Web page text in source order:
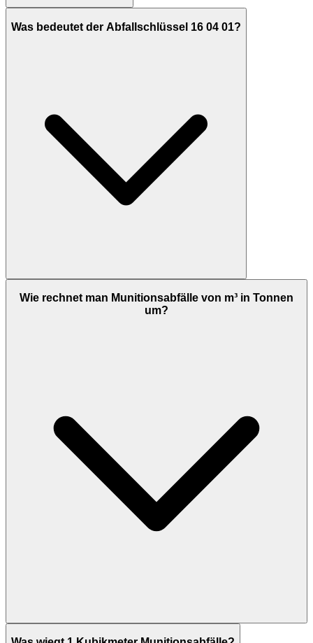
Was bedeutet der Abfallschlüssel 16 04 01?
Wie rechnet man Munitionsabfälle von m³ in Tonnen
um?